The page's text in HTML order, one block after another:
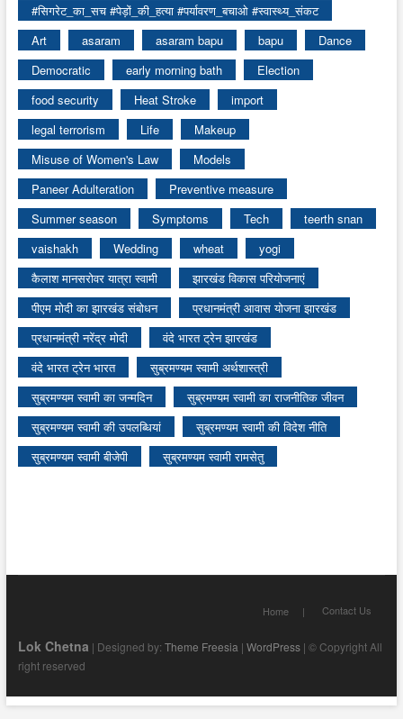
#सिगरेट_का_सच #पेड़ों_की_हत्या #पर्यावरण_बचाओ #स्वास्थ्य_संकट
Art
asaram asaram bapu bapu
Dance
Democratic
early morning bath
Election
food security
Heat Stroke
import
legal terrorism
Life
Makeup
Misuse of Women's Law
Models
Paneer Adulteration
Preventive measure
Summer season
Symptoms Tech
teerth snan
vaishakh
Wedding wheat
yogi
कैलाश मानसरोवर यात्रा स्वामी
झारखंड विकास परियोजनाएं
पीएम मोदी का झारखंड संबोधन
प्रधानमंत्री आवास योजना झारखंड
प्रधानमंत्री नरेंद्र मोदी
वंदे भारत ट्रेन झारखंड
वंदे भारत ट्रेन भारत
सुब्रमण्यम स्वामी अर्थशास्त्री
सुब्रमण्यम स्वामी का जन्मदिन
सुब्रमण्यम स्वामी का राजनीतिक जीवन
सुब्रमण्यम स्वामी की उपलब्धियां
सुब्रमण्यम स्वामी की विदेश नीति
सुब्रमण्यम स्वामी बीजेपी
सुब्रमण्यम स्वामी रामसेतु
Home Contact Us
Lok Chetna | Designed by: Theme Freesia | WordPress| © Copyright All
right reserved